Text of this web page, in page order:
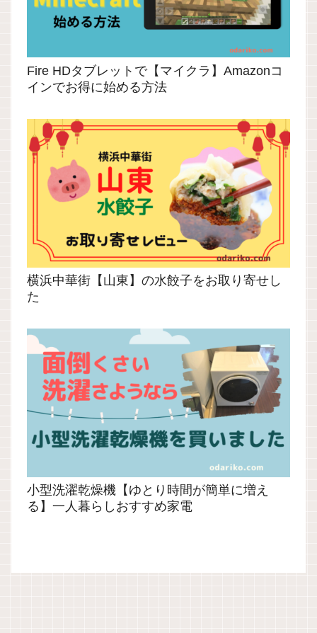
Fire HDタブレットで【マイクラ】Amazonコ
インでお得に始める方法
横浜中華街【山東】の水餃子をお取り寄せし
た
小型洗濯乾燥機【ゆとり時間が簡単に増え
る】一人暮らしおすすめ家電